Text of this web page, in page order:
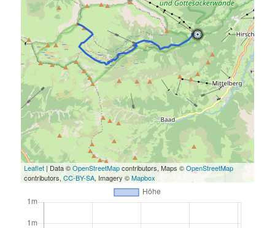
Leaflet | Data ©OpenStreetMapcontributors, Maps ©OpenStreetMap
contributors,CC-BY-SA, Imagery ©Mapbox